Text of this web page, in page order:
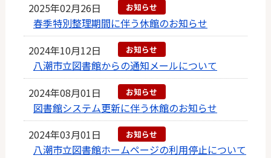
2025年02月26日
お知らせ
春季特別整理期間に伴う休館のお知らせ
2024年10月12日
お知らせ
八潮市立図書館からの通知メールについて
2024年08月01日
お知らせ
図書館システム更新に伴う休館のお知らせ
2024年03月01日
お知らせ
八潮市立図書館ホームページの利用停止について